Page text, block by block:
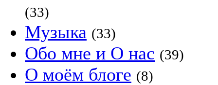
(33)
Музыка (33)
Обо мне и О нас (39)
О моём блоге (8)